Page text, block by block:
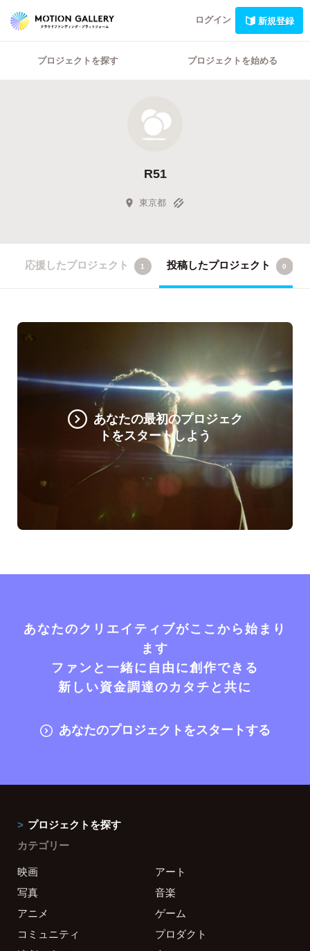
ログイン 新規登録
プロジェクトを探す プロジェクトを始める
R51
東京都
応援したプロジェクト 1 投稿したプロジェクト 0
あなたの最初のプロジェク
トをスタートしよう
あなたのクリエイティブがここから始まり
ます
ファンと一緒に自由に創作できる
新しい資金調達のカタチと共に
あなたのプロジェクトをスタートする
プロジェクトを探す
カテゴリー
映画
アート
写真
音楽
アニメ
ゲーム
コミュニティ
プロダクト